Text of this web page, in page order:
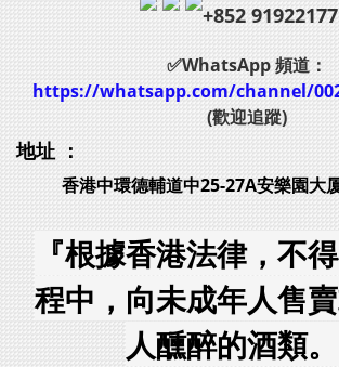
+852 91922177
✅WhatsApp 頻道：
https://whatsapp.com/channel/
(歡迎追蹤)
地址 ：
香港中環德輔道中25-27A安樂園大
『根據香港法律，不
程中，向未成年人售
人醺醉的酒類。